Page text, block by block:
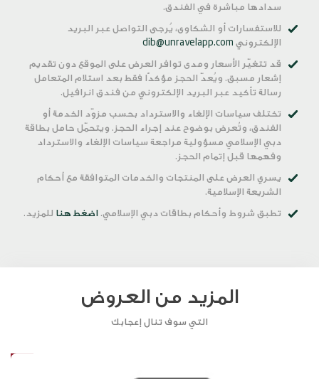
سدادها مباشرة في الفندق.
للاستفسارات أو الشكاوى، يُرجى التواصل عبر البريد
الإلكتروني dib@unravelapp.com
قد تتغيّر الأسعار ومدى توافر العرض على الموقع دون تقديم
إشعار مسبق. ويُعدّ الحجز مؤكدًا فقط بعد استلام المتعامل
رسالة تأكيد عبر البريد الإلكتروني من فندق انرافيل.
تختلف سياسات الإلغاء والاسترداد بحسب مزوّد الخدمة أو
الفندق، وتُعرض بوضوح عند إجراء الحجز. ويتحمّل حامل بطاقة
دبي الإسلامي مسؤولية مراجعة سياسات الإلغاء والاسترداد
وفهمها قبل إتمام الحجز.
يسري العرض على المنتجات والخدمات المتوافقة مع أحكام
الشريعة الإسلامية.
تطبق شروط وأحكام بطاقات دبي الإسلامي. اضغط هنا للمزيد.
المزيد من العروض
التي سوف تنال إعجابك